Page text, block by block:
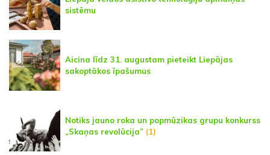
sistēmu
Aicina līdz 31. augustam pieteikt Liepājas
sakoptākos īpašumus
Notiks jauno roka un popmūzikas grupu konkurss
„Skaņas revolūcija” (1)